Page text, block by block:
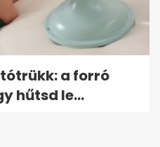
a forró
hűtsd le...